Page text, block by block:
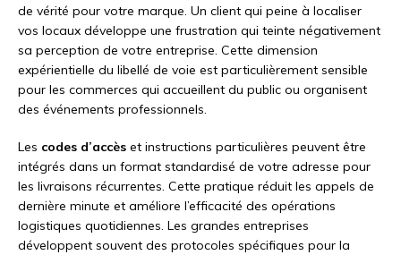
de vérité pour votre marque. Un client qui peine à localiser
vos locaux développe une frustration qui teinte négativement
sa perception de votre entreprise. Cette dimension
expérientielle du libellé de voie est particulièrement sensible
pour les commerces qui accueillent du public ou organisent
des événements professionnels.
Les codes d’accès et instructions particulières peuvent être
intégrés dans un format standardisé de votre adresse pour
les livraisons récurrentes. Cette pratique réduit les appels de
dernière minute et améliore l’efficacité des opérations
logistiques quotidiennes. Les grandes entreprises
développent souvent des protocoles spécifiques pour la